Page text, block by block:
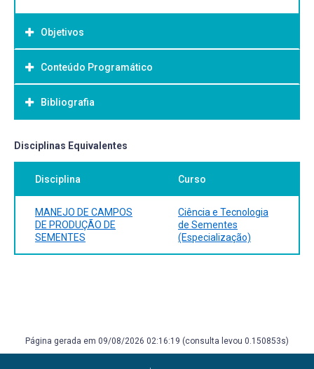
Objetivos
Objetivo Geral:
Conteúdo Programático
Bibliografia
Bibliografia Básica:
Disciplinas Equivalentes
Disciplina Curso
MANEJO DE CAMPOS
DE PRODUÇÃO DE
SEMENTES
Ciência e Tecnologia
de Sementes
(Especialização)
Página gerada em 09/08/2026 02:16:19 (consulta levou 0.150853s)